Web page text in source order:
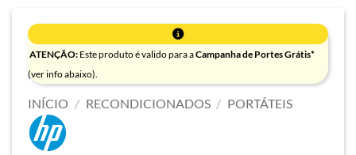
ATENÇÃO: Este produto é valido para aCampanha de Portes Grátis*
(ver info abaixo).
INÍCIO / RECONDICIONADOS / PORTÁTEIS